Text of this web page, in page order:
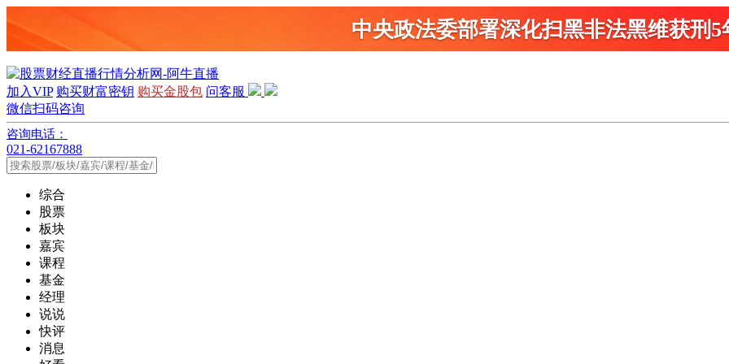
中央政法委部署深化扫黑非法黑维获刑5
加入VIP 购买财富密钥 购买金股包 问客服
微信扫码咨询
咨询电话：
021-62167888
综合
股票
板块
嘉宾
课程
基金
经理
说说
快评
消息